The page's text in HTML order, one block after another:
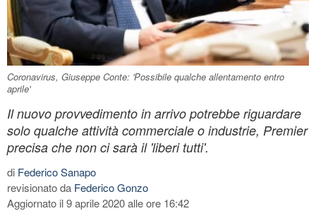
Coronavirus, Giuseppe Conte: 'Possibile qualche allentamento entro
aprile'
Il nuovo provvedimento in arrivo potrebbe riguardare
solo qualche attività commerciale o industrie, Premier
precisa che non ci sarà il 'liberi tutti'.
di Federico Sanapo
revisionato da Federico Gonzo
Aggiornato il 9 aprile 2020 alle ore 16:42